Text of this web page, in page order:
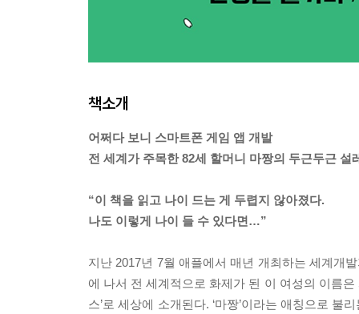
책소개
어쩌다 보니 스마트폰 게임 앱 개발
전 세계가 주목한 82세 할머니 마짱의 두근두근 설
“이 책을 읽고 나이 드는 게 두렵지 않아졌다.
나도 이렇게 나이 들 수 있다면…”
지난 2017년 7월 애플에서 매년 개최하는 세계개
에 나서 전 세계적으로 화제가 된 이 여성의 이름
스’로 세상에 소개된다. ‘마짱’이라는 애칭으로 불